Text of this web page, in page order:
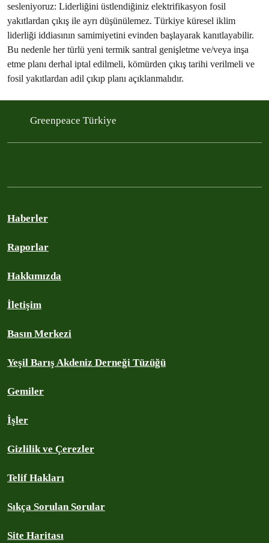
sesleniyoruz: Liderliğini üstlendiğiniz elektrifikasyon fosil
yakıtlardan çıkış ile ayrı düşünülemez. Türkiye küresel iklim
liderliği iddiasının samimiyetini evinden başlayarak kanıtlayabilir.
Bu nedenle her türlü yeni termik santral genişletme ve/veya inşa
etme planı derhal iptal edilmeli, kömürden çıkış tarihi verilmeli ve
fosil yakıtlardan adil çıkıp planı açıklanmalıdır.
Greenpeace Türkiye
Haberler
Raporlar
Hakkımızda
İletişim
Basın Merkezi
Yeşil Barış Akdeniz Derneği Tüzüğü
Gemiler
İşler
Gizlilik ve Çerezler
Telif Hakları
Sıkça Sorulan Sorular
Site Haritası